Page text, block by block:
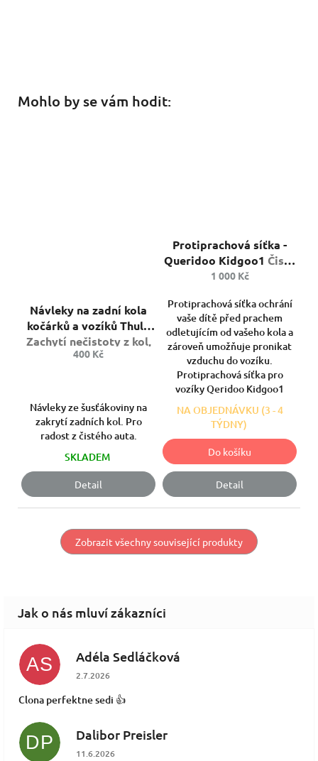
Mohlo by se vám hodit:
produktu
je
5,0
z
Návleky na zadní kola
kočárků a vozíků Thule
Zachytí nečistoty z kol,
když potřebujete
400 Kč
Návleky ze šusťákoviny na
zakrytí zadních kol. Pro
radost z čistého auta.
SKLADEM
Detail
hodnocení
produktu
je
z
5
hvězdiček.
Protiprachová síťka -
Queridoo Kidgoo1 Čistý
vzduch pro vaše dítě.
1 000 Kč
Protiprachová síťka ochrání
vaše dítě před prachem
odletujícím od vašeho kola a
zároveň umožňuje pronikat
vzduchu do vozíku.
Protiprachová síťka pro
vozíky Qeridoo Kidgoo1
NA OBJEDNÁVKU (3 - 4
TÝDNY)
Do košíku
Detail
Zobrazit všechny související produkty
AS Adéla Sedláčková
Hodnocení obchodu je 5 z 5 hvězdiček.
2.7.2026
Clona perfektne sedi 👍
DP Dalibor Preisler
Hodnocení obchodu je 5 z 5 hvězdiček.
11.6.2026